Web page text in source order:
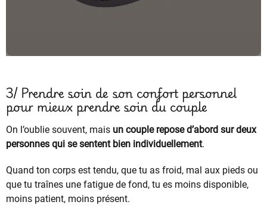
3/ Prendre soin de son confort personnel
pour mieux prendre soin du couple
On l’oublie souvent, mais un couple repose d’abord sur deux
personnes qui se sentent bien individuellement.
Quand ton corps est tendu, que tu as froid, mal aux pieds ou
que tu traînes une fatigue de fond, tu es moins disponible,
moins patient, moins présent.